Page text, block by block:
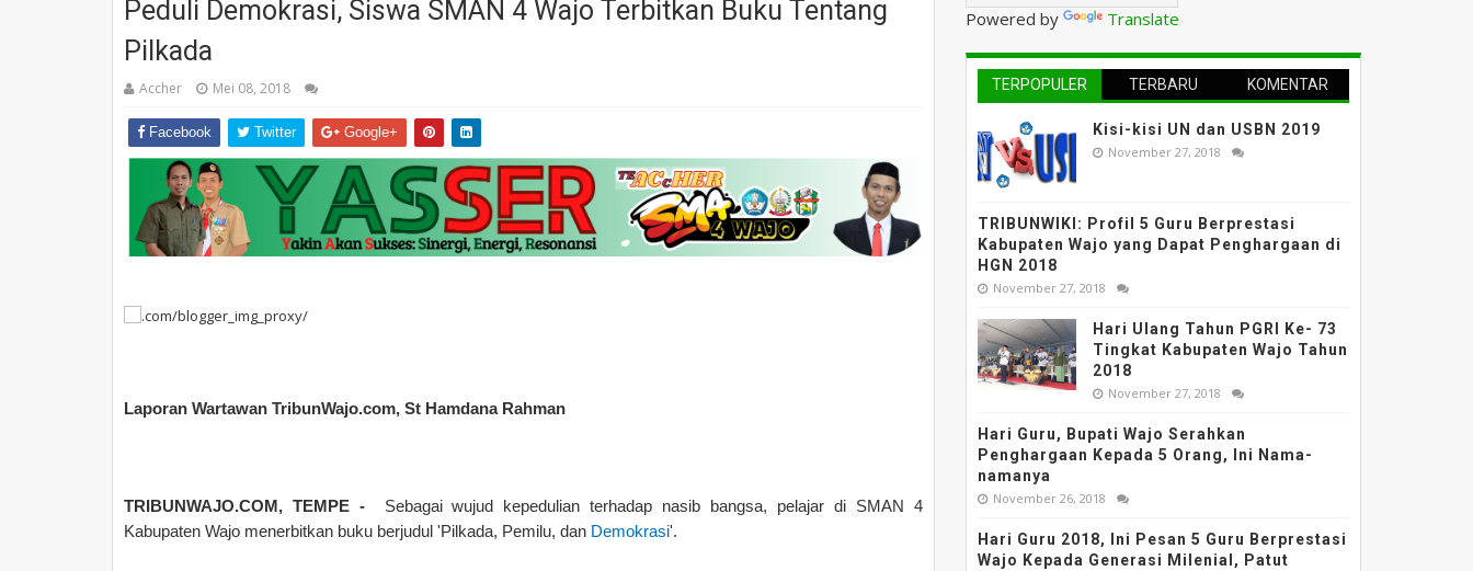
Peduli Demokrasi, Siswa SMAN 4 Wajo Terbitkan Buku Tentang
Pilkada
Accher Mei 08, 2018
Facebook Twitter Google+
Laporan Wartawan TribunWajo.com, St Hamdana Rahman
TRIBUNWAJO.COM, TEMPE -Sebagai wujud kepedulian terhadap nasib bangsa, pelajar di SMAN 4
Kabupaten Wajo menerbitkan buku berjudul 'Pilkada, Pemilu, dan Demokrasi'.
Powered by Translate
TERPOPULER TERBARU KOMENTAR
Kisi-kisi UN dan USBN 2019
November 27, 2018
TRIBUNWIKI: Profil 5 Guru Berprestasi
Kabupaten Wajo yang Dapat Penghargaan di
HGN 2018
November 27, 2018
Hari Ulang Tahun PGRI Ke- 73
Tingkat Kabupaten Wajo Tahun
2018
November 27, 2018
Hari Guru, Bupati Wajo Serahkan
Penghargaan Kepada 5 Orang, Ini Nama-
namanya
November 26, 2018
Hari Guru 2018, Ini Pesan 5 Guru Berprestasi
Wajo Kepada Generasi Milenial, Patut